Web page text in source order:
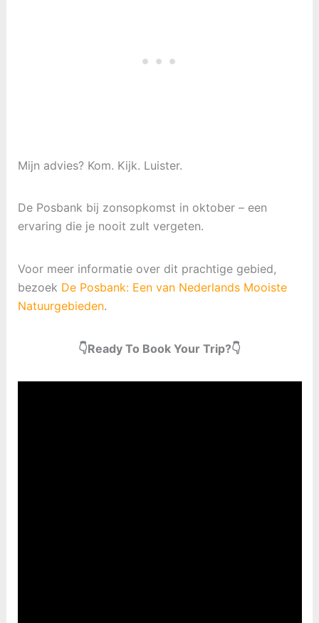
Mijn advies? Kom. Kijk. Luister.
De Posbank bij zonsopkomst in oktober – een
ervaring die je nooit zult vergeten.
Voor meer informatie over dit prachtige gebied,
bezoek De Posbank: Een van Nederlands Mooiste
Natuurgebieden.
👇Ready To Book Your Trip?👇